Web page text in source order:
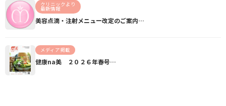
クリニックより
最新情報
美容点滴・注射メニュー改定のご案内…
メディア掲載
健康na美 ２０２６年春号…